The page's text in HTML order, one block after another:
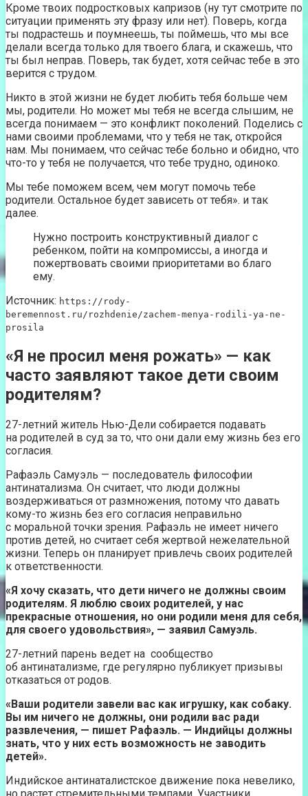
Кроме твоих подростковых капризов (ну тут смотрите по
ситуации применять эту фразу или нет). Поверь, когда
ты подрастешь и поумнеешь, ты поймешь, что мы все
делали всегда только для твоего блага, и скажешь, что
ты был неправ. Поверь, так будет, хотя сейчас тебе в это
верится с трудом.
Никто в этой жизни не будет любить тебя больше чем
мы, родители. Но может мы тебя не всегда слышим, не
всегда понимаем — это конфликт поколений. Поделись с
нами своими проблемами, что у тебя не так, откройся
нам. Мы понимаем, что сейчас тебе больно и обидно, что
что-то у тебя не получается, что тебе трудно, одиноко.
Мы тебе поможем всем, чем могут помочь тебе
родители. Остальное будет зависеть от тебя». и так
далее.
Нужно построить конструктивный диалог с
ребенком, пойти на компромиссы, а иногда и
пожертвовать своими приоритетами во благо
ему.
Источник: https://rody-
beremennost.ru/rozhdenie/zachem-menya-rodili-ya-ne-
prosila
«Я не просил меня рожать» — как
часто заявляют такое дети своим
родителям?
27-летний житель Нью-Дели собирается подавать
на родителей в суд за то, что они дали ему жизнь без его
согласия.
Рафаэль Самуэль — последователь философии
антинатализма. Он считает, что люди должны
воздерживаться от размножения, потому что давать
кому-то жизнь без его согласия неправильно
с моральной точки зрения. Рафаэль не имеет ничего
против детей, но считает себя жертвой нежелательной
жизни. Теперь он планирует привлечь своих родителей
к ответственности.
«Я хочу сказать, что дети ничего не должны своим
родителям. Я люблю своих родителей, у нас
прекрасные отношения, но они родили меня для себя,
для своего удовольствия», — заявил Самуэль.
27-летний парень ведет на сообщество
об антинатализме, где регулярно публикует призывы
отказаться от родов.
«Ваши родители завели вас как игрушку, как собаку.
Вы им ничего не должны, они родили вас ради
развлечения, — пишет Рафаэль. — Индийцы должны
знать, что у них есть возможность не заводить
детей».
Индийское антинаталистское движение пока невелико,